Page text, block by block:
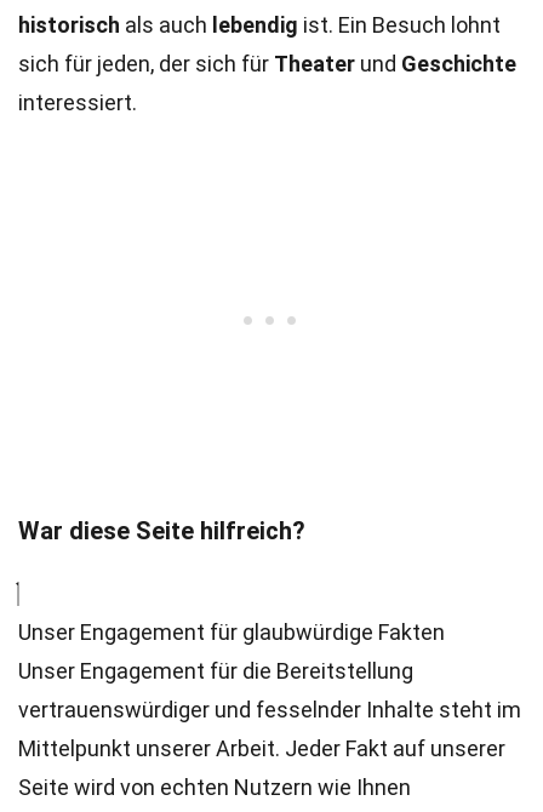
historisch als auch lebendig ist. Ein Besuch lohnt
sich für jeden, der sich für Theater und Geschichte
interessiert.
War diese Seite hilfreich?
Unser Engagement für glaubwürdige Fakten
Unser Engagement für die Bereitstellung
vertrauenswürdiger und fesselnder Inhalte steht im
Mittelpunkt unserer Arbeit. Jeder Fakt auf unserer
Seite wird von echten Nutzern wie Ihnen